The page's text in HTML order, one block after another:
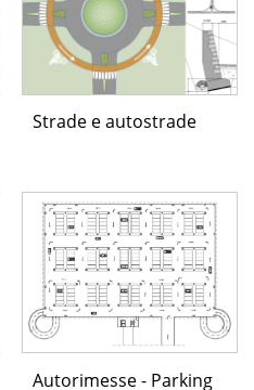
Strade e autostrade
Autorimesse - Parking